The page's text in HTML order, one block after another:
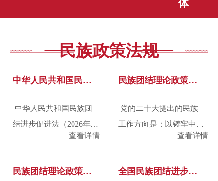
体
民族政策法规
中华人民共和国民族团结进步促进法
中华人民共和国民族团
结进步促进法（2026年3
月12日第十四届全国人民
代表大会第四次会议通
过）目 录 序 言
查看详情
民族团结理论政策知识
党的二十大提出的民族
工作方向是：以铸牢中华
民族共同体意识为主线，
坚定不移走中国特色解决
民族问题的正确道路，坚
查看详情
民族团结理论政策知识 全国民族团结进步示范区示范单位命名办法